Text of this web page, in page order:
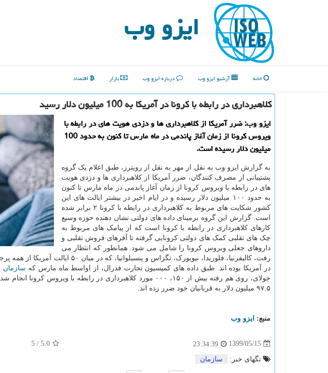
ایزو وب
خانه آرشیو ایزو وب درباره ایزو وب بازار اقتصاد
كلاهبرداری در رابطه با كرونا در آمریكا به 100 میلیون دلار رسید
ایزو وب: ضرر آمریكا از كلاهبرداری ها و دزدی هویت های در رابطه با
ویروس كرونا از زمان آغاز پاندمی در ماه مارس تا كنون به حدود 100
میلیون دلار رسیده است.
به گزارش ایزو وب به نقل از مهر به نقل از رویترز، طبق اعلام یک گروه
پشتیبانی از مصرف کنندگان، ضرر آمریکا از کلاهبرداری ها و دزدی هویت
های در رابطه با ویروس کرونا از زمان آغاز پاندمی در ماه مارس تا کنون
به حدود ۱۰۰ میلیون دلار رسیده و در ایام اخیر در بیشتر ایالت های این
کشور شکایت های مربوط به کلاهبرداری در رابطه با کرونا ۲ برابر شده
است. گزارش این گروه برمبنای داده های دولتی نشان دهنده حوزه وسیع
کارهای کلاهبرداری در رابطه با کرونا است که از پیامک های مربوط به
چک های تقلبی کمک های دولتی کرونایی گرفته تا آفرهای فروش تقلبی و
داروهای جعلی ویروس کرونا را شامل می شود. همانطور که انتظار می
در آمریکا بوده اند. طبق داده های کمیسیون تجارت فدرال، از اواسط ماه مارس که سازمان
جولای، روی هم رفته بیش از ۱۵۰، ۰۰۰ مورد کلاهبرداری در رابطه با
۹۷.۵ میلیون دلار به قربانیان خود ضرر زده اند.
منبع: ایزو وب
1399/05/15
23:34:39
5.0
/
5
تگهای خبر: سازمان